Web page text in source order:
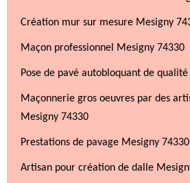
Création mur sur mesure Mesigny
Maçon professionnel Mesigny 74330
Pose de pavé autobloquant de
Maçonnerie gros oeuvres par des
Mesigny 74330
Prestations de pavage Mesigny 74330
Artisan pour création de dalle